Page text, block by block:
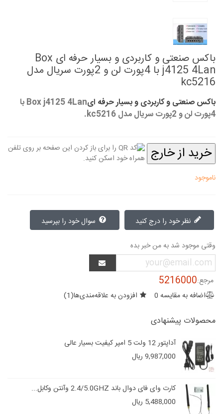
باکس صنعتی و کاربردی و بسیار حرفه ای Box
j4125 4Lan با 4پورت لن و 2پورت سریال مدل
kc5216
باکس صنعتی و کاربردی و بسیار حرفه ای
Box j4125 4Lan با
4پورت لن و 2پورت سریال مدل kc5216.
خرید از خارج
ناموجود
نظر خود را درج کنید
وقتی موجود شد به من خبر بده
مرجع:5216000
اضافه به مقایسه 0 افزودن به علاقه‌مندی‌ها(
1
)
محصولات پیشنهادی
آداپتور 12 ولت 5 امپر کیفیت بسیار عالی
9,987,000 ریال
کارت وای فای دوال باند 2.4/5.0GHZ وآنتن وکابل...
5,488,000 ریال